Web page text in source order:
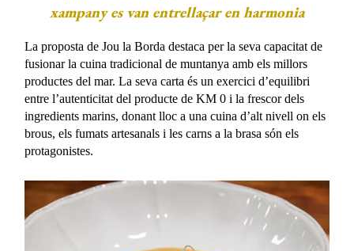
xampany es van entrellaçar en harmonia
La proposta de Jou la Borda destaca per la seva capacitat de
fusionar la cuina tradicional de muntanya amb els millors
productes del mar. La seva carta és un exercici d’equilibri
entre l’autenticitat del producte de KM 0 i la frescor dels
ingredients marins, donant lloc a una cuina d’alt nivell on els
brous, els fumats artesanals i les carns a la brasa són els
protagonistes.